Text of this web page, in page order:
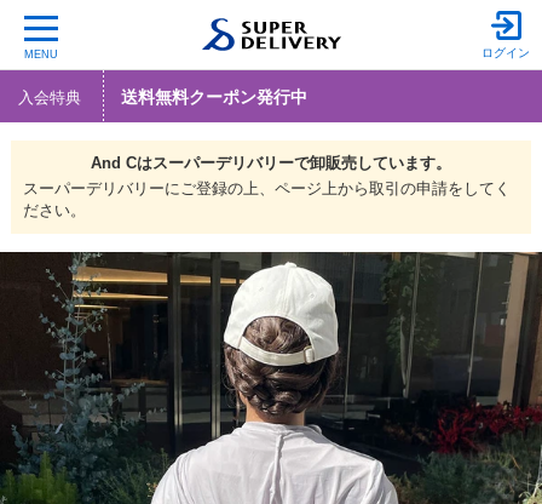
MENU ログイン
入会特典 送料無料クーポン発行中
And Cはスーパーデリバリーで卸販売しています。
スーパーデリバリーにご登録の上、ページ上から取引の申請をしてく
ださい。